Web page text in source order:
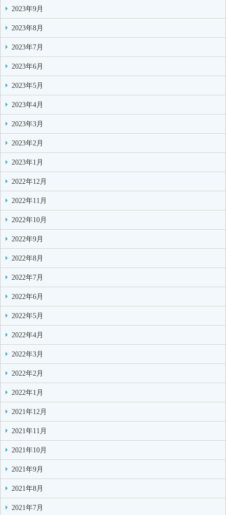
2023年9月
2023年8月
2023年7月
2023年6月
2023年5月
2023年4月
2023年3月
2023年2月
2023年1月
2022年12月
2022年11月
2022年10月
2022年9月
2022年8月
2022年7月
2022年6月
2022年5月
2022年4月
2022年3月
2022年2月
2022年1月
2021年12月
2021年11月
2021年10月
2021年9月
2021年8月
2021年7月